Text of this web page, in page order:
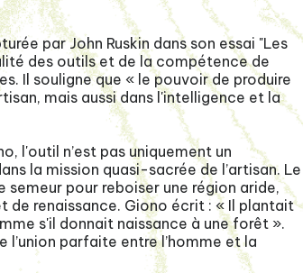
par John Ruskin dans son essai "Les
des outils et de la compétence de
Il souligne que « le pouvoir de produire
mais aussi dans l'intelligence et la
l'outil n’est pas uniquement un
la mission quasi-sacrée de l’artisan. Le
pour reboiser une région aride,
de renaissance. Giono écrit : « Il plantait
s'il donnait naissance à une forêt ».
parfaite entre l’homme et la